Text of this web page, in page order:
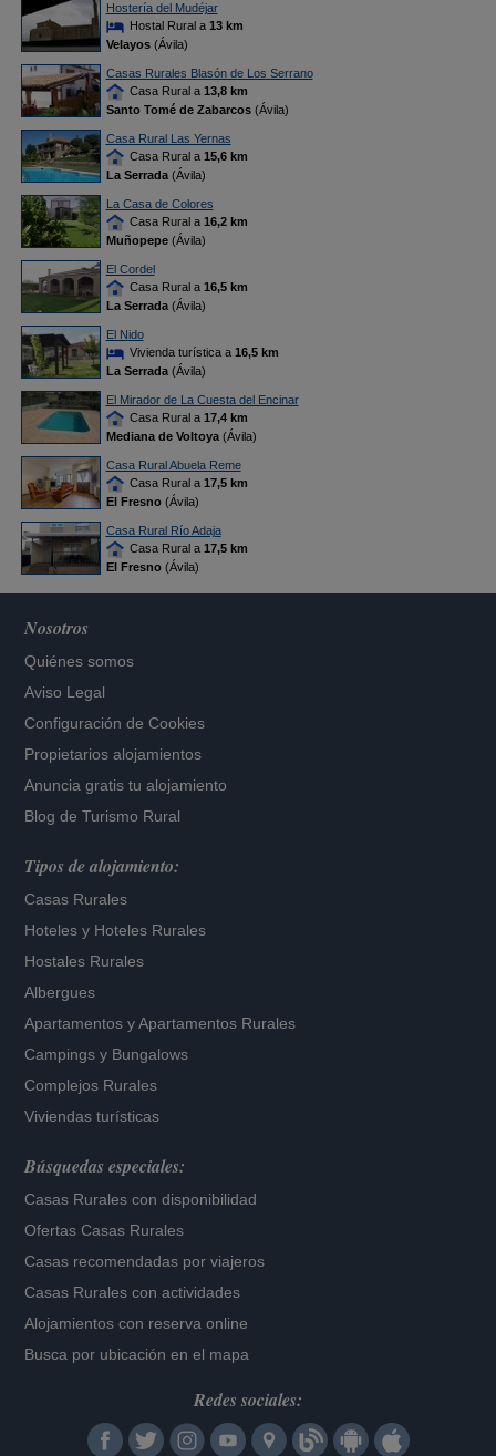
Hostería del Mudéjar
Hostal Rural a 13 km
Velayos(Ávila)
Casas Rurales Blasón de Los Serrano
Casa Rural a 13,8 km
Santo Tomé de Zabarcos(Ávila)
Casa Rural Las Yernas
Casa Rural a 15,6 km
La Serrada(Ávila)
La Casa de Colores
Casa Rural a 16,2 km
Muñopepe(Ávila)
El Cordel
Casa Rural a 16,5 km
La Serrada(Ávila)
El Nido
Vivienda turística a 16,5 km
La Serrada(Ávila)
El Mirador de La Cuesta del Encinar
Casa Rural a 17,4 km
Mediana de Voltoya(Ávila)
Casa Rural Abuela Reme
Casa Rural a 17,5 km
El Fresno(Ávila)
Casa Rural Río Adaja
Casa Rural a 17,5 km
El Fresno(Ávila)
Nosotros
Quiénes somos
Aviso Legal
Configuración de Cookies
Propietarios alojamientos
Anuncia gratis tu alojamiento
Blog de Turismo Rural
Tipos de alojamiento:
Casas Rurales
Hoteles y Hoteles Rurales
Hostales Rurales
Albergues
Apartamentos yApartamentos Rurales
Campings y Bungalows
Complejos Rurales
Viviendas turísticas
Búsquedas especiales:
Casas Rurales con disponibilidad
Ofertas Casas Rurales
Casas recomendadas por viajeros
Casas Rurales con actividades
Alojamientos con reserva online
Busca por ubicación en el mapa
Redes sociales: